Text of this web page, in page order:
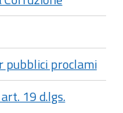
proclami
19 d.lgs.